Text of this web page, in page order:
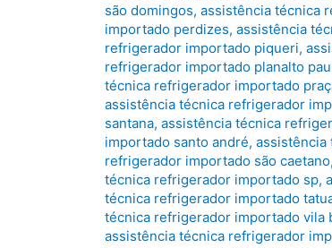
são domingos, assistência técnica
importado perdizes, assistência
refrigerador importado piqueri,
refrigerador importado planalto
técnica refrigerador importado
assistência técnica refrigerador
santana, assistência técnica
importado santo andré, assistência
refrigerador importado são caetano,
técnica refrigerador importado sp,
técnica refrigerador importado
técnica refrigerador importado vila
assistência técnica refrigerador